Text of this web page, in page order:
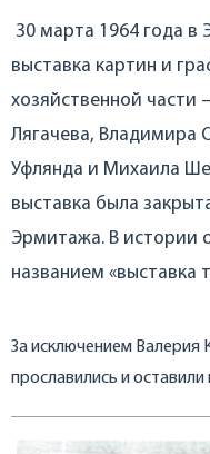
30 марта 1964 года в
выставка картин и
хозяйственной части
Лягачева, Владимира
Уфлянда и Михаила
выставка была
Эрмитажа. В истории
названием «выставка
За исключением Валерия
прославились и